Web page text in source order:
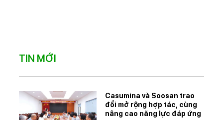
TIN MỚI
Casumina và Soosan trao
đổi mở rộng hợp tác, cùng
nâng cao năng lực đáp ứng